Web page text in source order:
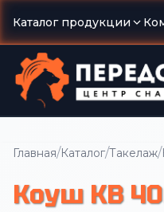
Каталог продукции
Главная/Каталог/Такелаж/
Коуш КВ